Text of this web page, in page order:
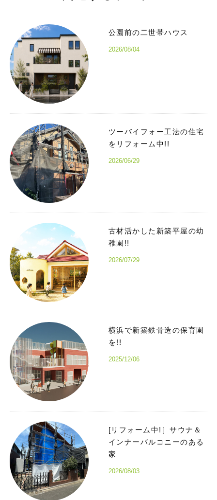
公園前の二世帯ハウス
2026/08/04
ツーバイフォー工法の住宅
をリフォーム中!!
2026/06/29
古材活かした新築平屋の幼
稚園!!
2026/07/29
横浜で新築鉄骨造の保育園
を!!
2025/12/06
[リフォーム中!］サウナ＆
インナーバルコニーのある
家
2026/08/03